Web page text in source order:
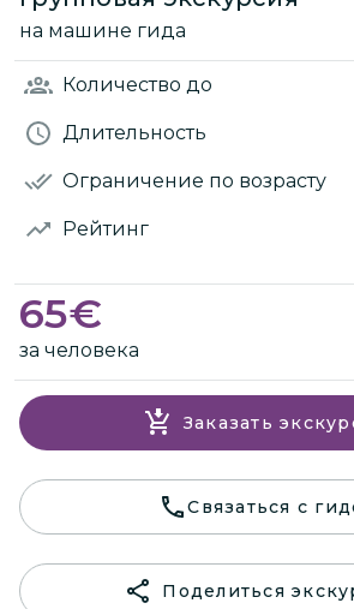
на машине гида
Количество до
Длительность
Ограничение по возрасту
Рейтинг
65€
за человека
Заказать
Связаться с
Поделиться